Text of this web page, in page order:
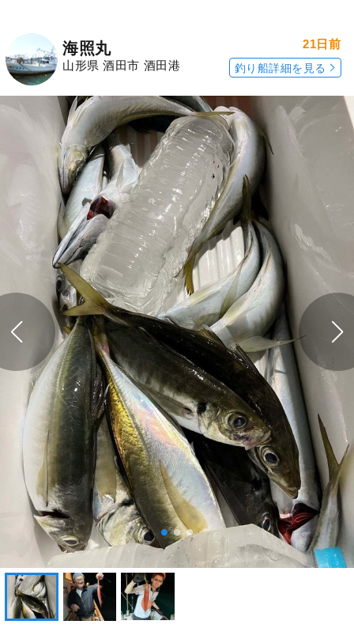
海照丸
山形県 酒田市 酒田港
21日前
釣り船詳細を見る